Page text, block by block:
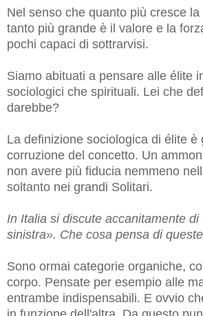
Nel senso che quanto più cresce
tanto più grande è il valore e la
pochi capaci di sottrarvisi.
Siamo abituati a pensare alle élite
sociologici che spirituali. Lei che
darebbe?
La definizione sociologica di élite è
corruzione del concetto. Un
non avere più fiducia nemmeno
soltanto nei grandi Solitari.
In Italia si discute accanitamente
sinistra». Che cosa pensa di
Sono ormai categorie organiche,
corpo. Pensate per esempio alle
entrambe indispensabili. E ovvio